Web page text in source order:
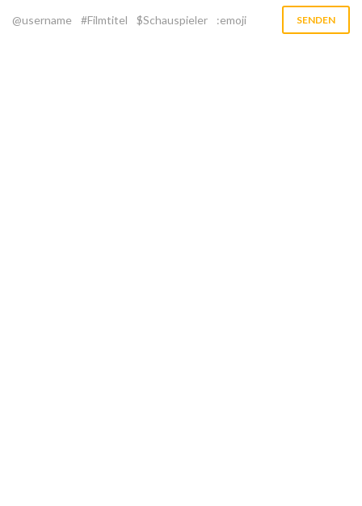
@username #Filmtitel $Schauspieler :emoji